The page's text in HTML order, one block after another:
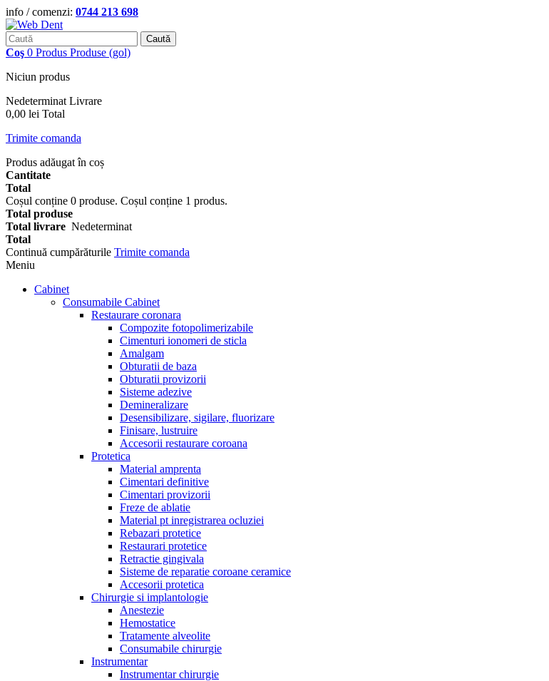
info / comenzi: 0744 213 698
Caută
Coş 0 Produs Produse (gol)
Niciun produs
Nedeterminat Livrare
0,00 lei Total
Trimite comanda
Produs adăugat în coș
Cantitate
Total
Coșul conține 0 produse. Coșul conține 1 produs.
Total produse
Total livrare Nedeterminat
Total
Continuă cumpărăturile Trimite comanda
Meniu
Cabinet
Consumabile Cabinet
Restaurare coronara
Compozite fotopolimerizabile
Cimenturi ionomeri de sticla
Amalgam
Obturatii de baza
Obturatii provizorii
Sisteme adezive
Demineralizare
Desensibilizare, sigilare, fluorizare
Finisare, lustruire
Accesorii restaurare coroana
Protetica
Material amprenta
Cimentari definitive
Cimentari provizorii
Freze de ablatie
Material pt inregistrarea ocluziei
Rebazari protetice
Restaurari protetice
Retractie gingivala
Sisteme de reparatie coroane ceramice
Accesorii protetica
Chirurgie si implantologie
Anestezie
Hemostatice
Tratamente alveolite
Consumabile chirurgie
Instrumentar
Instrumentar chirurgie